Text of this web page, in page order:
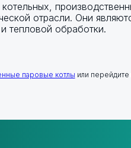
отрасли. Они
тепловой обработки.
паровые котлы или перейдите